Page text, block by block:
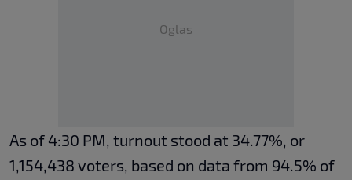
Oglas
As of 4:30 PM, turnout stood at 34.77%, or
1,154,438 voters, based on data from 94.5% of